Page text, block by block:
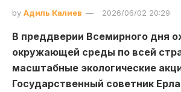
by Адиль Калиев 2026/06/02 20:29
В преддверии Всемирного дня
окружающей среды по всей
масштабные экологические
Государственный советник